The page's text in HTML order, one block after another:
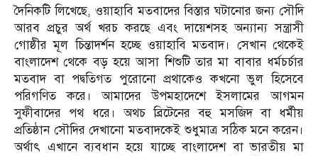
দৈনিকটি লিখেছে, ওয়াহাবি মতবাদের বিস্তার ঘটানোর জন্য সৌদি
আরব প্রচুর অর্থ খরচ করছে এবং দায়েশসহ অন্যান্য সন্ত্রাসী
গোষ্ঠীর মূল চিন্তাদর্শন হচ্ছে ওয়াহাবি মতবাদ। সেখান থেকেই
বাংলাদেশ থেকে বড় হয়ে আসা শিশুটি তার মা বাবার ধর্মচর্চার
মতবাদ বা পদ্বতিগত পুরোনো প্রথাকেও কখনো ভুল হিসেবে
পরিগণিত করে। আমাদের উপমহাদেশে ইসলামের আগমন
সুফীবাদের পথ ধরে। অথচ ব্রিটেনের বহু মসজিদ বা ধর্মীয়
প্রতিষ্ঠান সৌদির দেখানো মতবাদকেই শুধুমাত্র সঠিক মনে করেন।
অর্থাৎ এখানে ব্যবধান হয়ে যাচ্ছে বাংলাদেশ বা ভারতীয় মা